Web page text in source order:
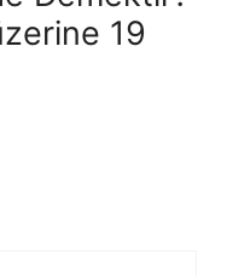
19